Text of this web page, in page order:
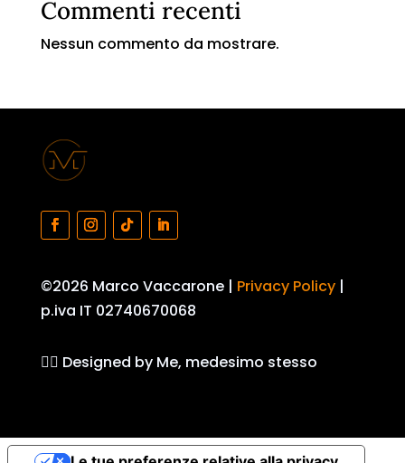
Commenti recenti
Nessun commento da mostrare.
©2026 Marco Vaccarone | Privacy Policy|
p.iva IT 02740670068
👷‍♂️ Designed by Me, medesimo stesso